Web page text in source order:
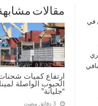
مقالات
ارتفاع كميات
الحبوب الواصلة
“جليانة”
في